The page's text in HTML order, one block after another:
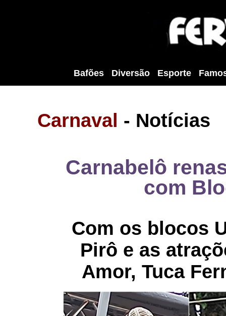
Bafões Diversão Esporte
Carnaval - Notícias
Carnabelô
com
Com os blocos
Pirô e as
Amor, Tuca